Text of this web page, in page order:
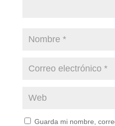
Guarda mi nombre,